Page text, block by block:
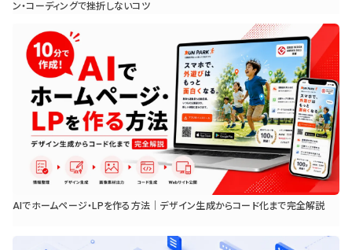
ン・コーディングで挫折しないコツ
AIでホームページ・LPを作る方法｜デザイン生成からコード化まで完全解説